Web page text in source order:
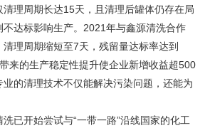
理周期长达15天，且清理后罐体仍存在局
达标影响生产。2021年与鑫源清洗合作
理周期缩短至7天，残留量达标率达到
来的生产稳定性提升使企业新增收益超500
的清理技术不仅能解决污染问题，还能为
已开始尝试与“一带一路”沿线国家的化工